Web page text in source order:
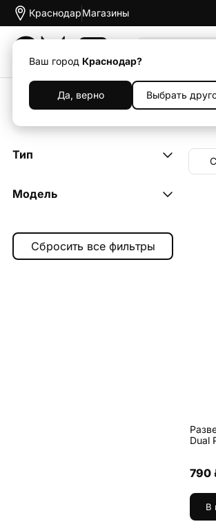
Краснодар
Ваш город Краснодар?
Да, верно Выбрать
Магазины
Каталог Аксессуары
Прочие АЗУ блоки
Тип
устройство
Модель
v3 mini1
Dual
790
В